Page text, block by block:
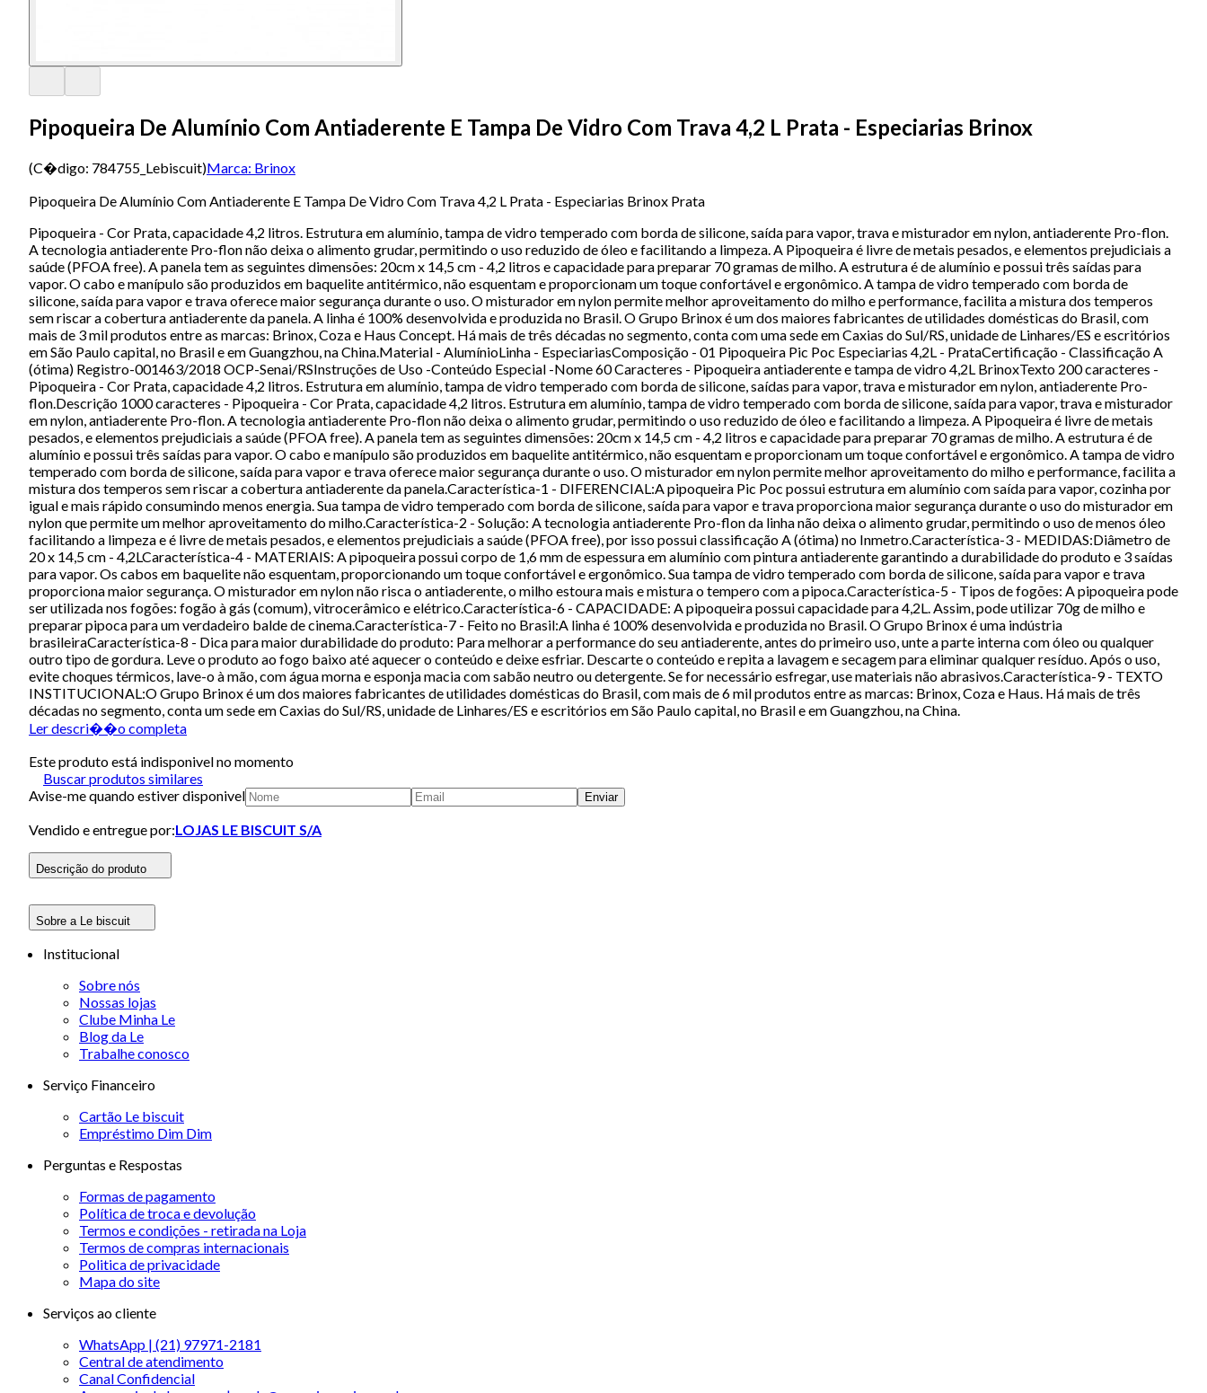
Pipoqueira De Alumínio Com Antiaderente E Tampa De Vidro Com Trava 4,2 L Prata - Especiarias Brinox
(C�digo: 784755_Lebiscuit)Marca: Brinox
Pipoqueira De Alumínio Com Antiaderente E Tampa De Vidro Com Trava 4,2 L Prata - Especiarias Brinox Prata
Pipoqueira - Cor Prata, capacidade 4,2 litros. Estrutura em alumínio, tampa de vidro temperado com borda de silicone, saída para vapor, trava e misturador em nylon, antiaderente Pro-flon.
A tecnologia antiaderente Pro-flon não deixa o alimento grudar, permitindo o uso reduzido de óleo e facilitando a limpeza. A Pipoqueira é livre de metais pesados, e elementos prejudiciais a
saúde (PFOA free). A panela tem as seguintes dimensões: 20cm x 14,5 cm - 4,2 litros e capacidade para preparar 70 gramas de milho. A estrutura é de alumínio e possui três saídas para
vapor. O cabo e manípulo são produzidos em baquelite antitérmico, não esquentam e proporcionam um toque confortável e ergonômico. A tampa de vidro temperado com borda de
silicone, saída para vapor e trava oferece maior segurança durante o uso. O misturador em nylon permite melhor aproveitamento do milho e performance, facilita a mistura dos temperos
sem riscar a cobertura antiaderente da panela. A linha é 100% desenvolvida e produzida no Brasil. O Grupo Brinox é um dos maiores fabricantes de utilidades domésticas do Brasil, com
mais de 3 mil produtos entre as marcas: Brinox, Coza e Haus Concept. Há mais de três décadas no segmento, conta com uma sede em Caxias do Sul/RS, unidade de Linhares/ES e escritórios
em São Paulo capital, no Brasil e em Guangzhou, na China.Material - AlumínioLinha - EspeciariasComposição - 01 Pipoqueira Pic Poc Especiarias 4,2L - PrataCertificação - Classificação A
(ótima) Registro-001463/2018 OCP-Senai/RSInstruções de Uso -Conteúdo Especial -Nome 60 Caracteres - Pipoqueira antiaderente e tampa de vidro 4,2L BrinoxTexto 200 caracteres -
Pipoqueira - Cor Prata, capacidade 4,2 litros. Estrutura em alumínio, tampa de vidro temperado com borda de silicone, saídas para vapor, trava e misturador em nylon, antiaderente Pro-
flon.Descrição 1000 caracteres - Pipoqueira - Cor Prata, capacidade 4,2 litros. Estrutura em alumínio, tampa de vidro temperado com borda de silicone, saída para vapor, trava e misturador
em nylon, antiaderente Pro-flon. A tecnologia antiaderente Pro-flon não deixa o alimento grudar, permitindo o uso reduzido de óleo e facilitando a limpeza. A Pipoqueira é livre de metais
pesados, e elementos prejudiciais a saúde (PFOA free). A panela tem as seguintes dimensões: 20cm x 14,5 cm - 4,2 litros e capacidade para preparar 70 gramas de milho. A estrutura é de
alumínio e possui três saídas para vapor. O cabo e manípulo são produzidos em baquelite antitérmico, não esquentam e proporcionam um toque confortável e ergonômico. A tampa de vidro
temperado com borda de silicone, saída para vapor e trava oferece maior segurança durante o uso. O misturador em nylon permite melhor aproveitamento do milho e performance, facilita a
mistura dos temperos sem riscar a cobertura antiaderente da panela.Característica-1 - DIFERENCIAL:A pipoqueira Pic Poc possui estrutura em alumínio com saída para vapor, cozinha por
igual e mais rápido consumindo menos energia. Sua tampa de vidro temperado com borda de silicone, saída para vapor e trava proporciona maior segurança durante o uso do misturador em
nylon que permite um melhor aproveitamento do milho.Característica-2 - Solução: A tecnologia antiaderente Pro-flon da linha não deixa o alimento grudar, permitindo o uso de menos óleo
facilitando a limpeza e é livre de metais pesados, e elementos prejudiciais a saúde (PFOA free), por isso possui classificação A (ótima) no Inmetro.Característica-3 - MEDIDAS:Diâmetro de
20 x 14,5 cm - 4,2LCaracterística-4 - MATERIAIS: A pipoqueira possui corpo de 1,6 mm de espessura em alumínio com pintura antiaderente garantindo a durabilidade do produto e 3 saídas
para vapor. Os cabos em baquelite não esquentam, proporcionando um toque confortável e ergonômico. Sua tampa de vidro temperado com borda de silicone, saída para vapor e trava
proporciona maior segurança. O misturador em nylon não risca o antiaderente, o milho estoura mais e mistura o tempero com a pipoca.Característica-5 - Tipos de fogões: A pipoqueira pode
ser utilizada nos fogões: fogão à gás (comum), vitrocerâmico e elétrico.Característica-6 - CAPACIDADE: A pipoqueira possui capacidade para 4,2L. Assim, pode utilizar 70g de milho e
preparar pipoca para um verdadeiro balde de cinema.Característica-7 - Feito no Brasil:A linha é 100% desenvolvida e produzida no Brasil. O Grupo Brinox é uma indústria
brasileiraCaracterística-8 - Dica para maior durabilidade do produto: Para melhorar a performance do seu antiaderente, antes do primeiro uso, unte a parte interna com óleo ou qualquer
outro tipo de gordura. Leve o produto ao fogo baixo até aquecer o conteúdo e deixe esfriar. Descarte o conteúdo e repita a lavagem e secagem para eliminar qualquer resíduo. Após o uso,
evite choques térmicos, lave-o à mão, com água morna e esponja macia com sabão neutro ou detergente. Se for necessário esfregar, use materiais não abrasivos.Característica-9 - TEXTO
INSTITUCIONAL:O Grupo Brinox é um dos maiores fabricantes de utilidades domésticas do Brasil, com mais de 6 mil produtos entre as marcas: Brinox, Coza e Haus. Há mais de três
décadas no segmento, conta um sede em Caxias do Sul/RS, unidade de Linhares/ES e escritórios em São Paulo capital, no Brasil e em Guangzhou, na China.
Ler descri��o completa
Este produto está indisponivel no momento
Buscar produtos similares
Avise-me quando estiver disponivel
Enviar
Vendido e entregue por:LOJAS LE BISCUIT S/A
Descrição do produto
Sobre a Le biscuit
Institucional
Sobre nós
Nossas lojas
Clube Minha Le
Blog da Le
Trabalhe conosco
Serviço Financeiro
Cartão Le biscuit
Empréstimo Dim Dim
Perguntas e Respostas
Formas de pagamento
Política de troca e devolução
Termos e condições - retirada na Loja
Termos de compras internacionais
Politica de privacidade
Mapa do site
Serviços ao cliente
WhatsApp | (21) 97971-2181
Central de atendimento
Canal Confidencial